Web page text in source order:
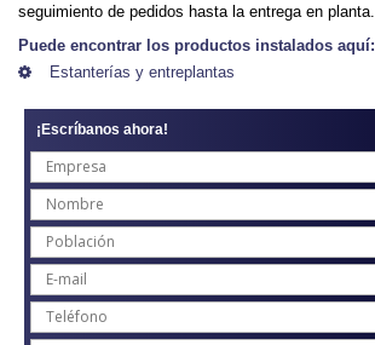
seguimiento de pedidos hasta la entrega en planta.
Puede encontrar los productos instalados aquí:
Estanterías y entreplantas
¡Escríbanos ahora!